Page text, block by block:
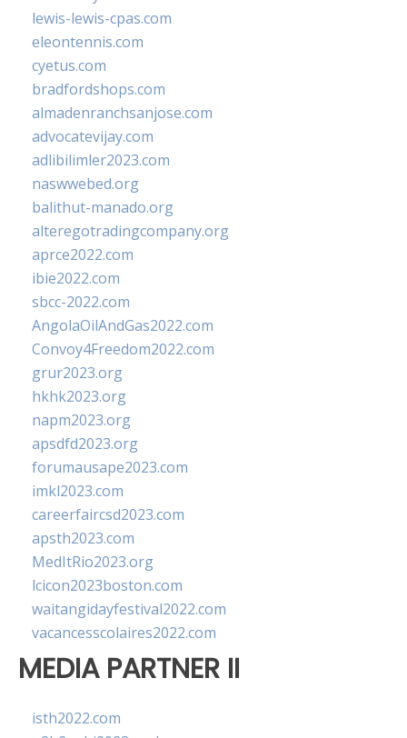
lewis-lewis-cpas.com
eleontennis.com
cyetus.com
bradfordshops.com
almadenranchsanjose.com
advocatevijay.com
adlibilimler2023.com
naswwebed.org
balithut-manado.org
alteregotradingcompany.org
aprce2022.com
ibie2022.com
sbcc-2022.com
AngolaOilAndGas2022.com
Convoy4Freedom2022.com
grur2023.org
hkhk2023.org
napm2023.org
apsdfd2023.org
forumausape2023.com
imkl2023.com
careerfaircsd2023.com
apsth2023.com
MedItRio2023.org
lcicon2023boston.com
waitangidayfestival2022.com
vacancesscolaires2022.com
MEDIA PARTNER II
isth2022.com